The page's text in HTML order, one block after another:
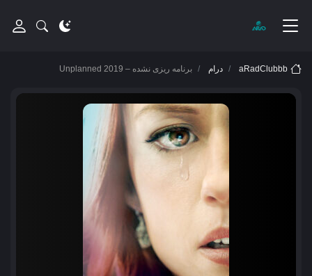
aRadClubbb درام برنامه ریزی نشده – Unplanned 2019